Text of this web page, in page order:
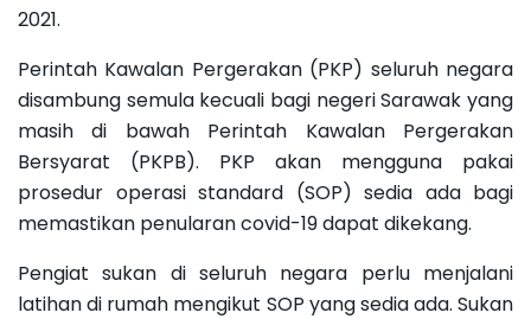
2021.
Perintah Kawalan Pergerakan (PKP) seluruh negara
disambung semula kecuali bagi negeri Sarawak yang
masih di bawah Perintah Kawalan Pergerakan
Bersyarat (PKPB). PKP akan mengguna pakai
prosedur operasi standard (SOP) sedia ada bagi
memastikan penularan covid-19 dapat dikekang.
Pengiat sukan di seluruh negara perlu menjalani
latihan di rumah mengikut SOP yang sedia ada. Sukan